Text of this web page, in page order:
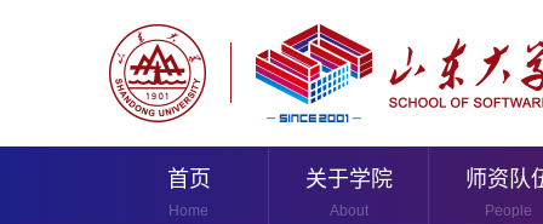
首页
Home
关于学院
About
师资队
People